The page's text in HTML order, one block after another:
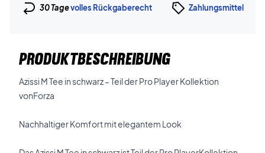
30 Tagevolles Rückgaberecht Zahlungsmittel
PRODUKTBESCHREIBUNG
Azissi M Tee in schwarz – Teil der Pro Player Kollektion
vonForza
Nachhaltiger Komfort mit elegantem Look